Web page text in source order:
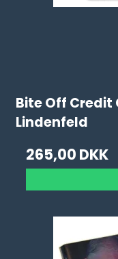
Bite Off Credit
Lindenfeld
265,00 DKK